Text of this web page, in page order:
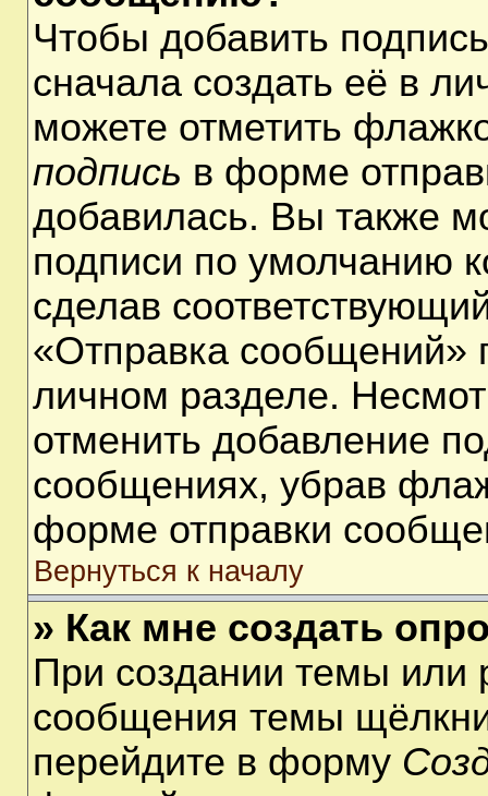
Чтобы добавить
сначала создать её в
можете отметить
подпись в форме
добавилась. Вы также
подписи по умолчанию
сделав
«Отправка сообщений»
личном разделе.
отменить добавление
сообщениях, убрав
форме отправки
Вернуться к началу
» Как мне создать
При создании темы или
сообщения темы
перейдите в форму